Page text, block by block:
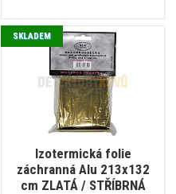
Izotermická folie
záchranná Alu 213x132
cm ZLATÁ / STŘÍBRNÁ
SKLADEM